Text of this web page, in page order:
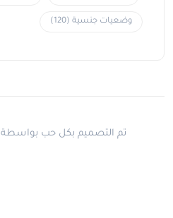
وضعيات جنسية (120)
تم التصميم بكل حب بواسطة SYR Solutions © 2024